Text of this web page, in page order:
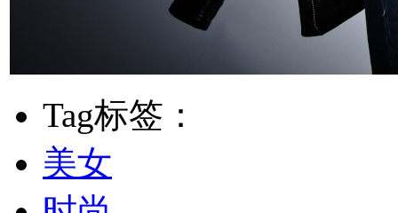
Tag标签：
美女